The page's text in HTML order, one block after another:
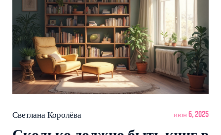
Светлана Королёва июн 6, 2025